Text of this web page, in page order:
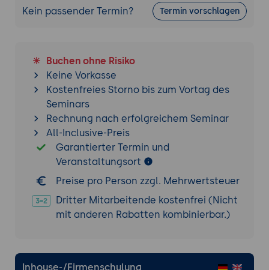
Einrichtung eines einfachen Digital
Entwicklung eines grundlegenden DXP-
Systems zur Demonstration der
Kernfunktionen
Projektbeschreibung
Einrichtung einer Unternehmenswebsite
mit Integration von Inhalten und digitalen
Assets
Durchführung
Installation und Konfiguration der
Plattform auf einem Testsystem
Import und Organisation von Inhalten und
Kein passender Termin? Termin vorschlagen
Buchen ohne Risiko
Keine Vorkasse
Kostenfreies Storno bis zum Vortag des
Seminars
Rechnung nach erfolgreichem Seminar
All-Inclusive-Preis
Garantierter Termin und
Veranstaltungsort
Preise pro Person zzgl. Mehrwertsteuer
Dritter Mitarbeitende kostenfrei (Nicht
mit anderen Rabatten kombinierbar.)
Inhouse-/Firmenschulung